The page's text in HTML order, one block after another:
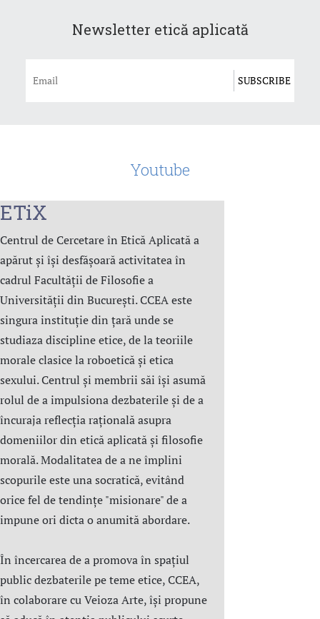
Newsletter etică aplicată
Youtube
ETiX
Centrul de Cercetare în Etică Aplicată a
apărut și își desfășoară activitatea în
cadrul Facultății de Filosofie a
Universității din București. CCEA este
singura instituție din țară unde se
studiaza discipline etice, de la teoriile
morale clasice la roboetică și etica
sexului. Centrul şi membrii săi îşi asumă
rolul de a impulsiona dezbaterile și de a
încuraja reflecția rațională asupra
domeniilor din etică aplicată şi filosofie
morală. Modalitatea de a ne împlini
scopurile este una socratică, evitând
orice fel de tendințe "misionare" de a
impune ori dicta o anumită abordare.
În încercarea de a promova în spațiul
public dezbaterile pe teme etice, CCEA,
în colaborare cu Veioza Arte, își propune